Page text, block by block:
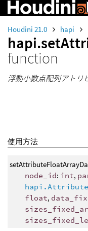
Houdini 21.0 hapi
function
浮動小数点配列アトリ
使用方法
node_id: int,
float,